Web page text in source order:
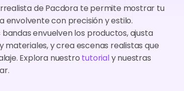
de Pacdora te permite mostrar tu
envolvente con precisión y estilo.
envuelven los productos, ajusta
materiales, y crea escenas realistas que
Explora nuestro tutorialy nuestras